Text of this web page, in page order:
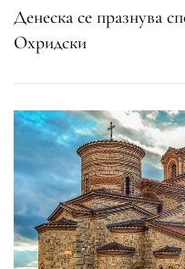
Денеска се празнува
Охридски